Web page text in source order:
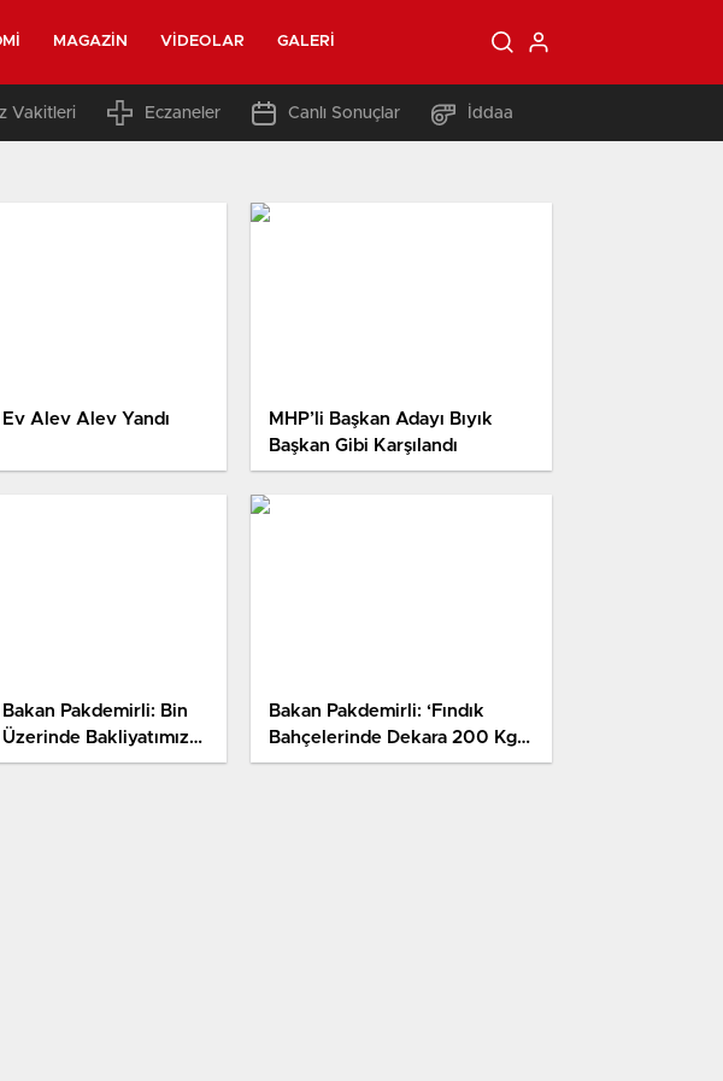
MAGAZIN VIDEOLAR GALERI
Vakitleri Eczaneler Canlı Sonuçlar İddaa
Alev Alev Yandı
MHP’li Başkan Adayı Bıyık
Başkan Gibi Karşılandı
Bakan Pakdemirli: Bin
Bakliyatımız
Bakan Pakdemirli: ‘Fındık
Bahçelerinde Dekara 200 Kg
Üzerinde Verim Almayı